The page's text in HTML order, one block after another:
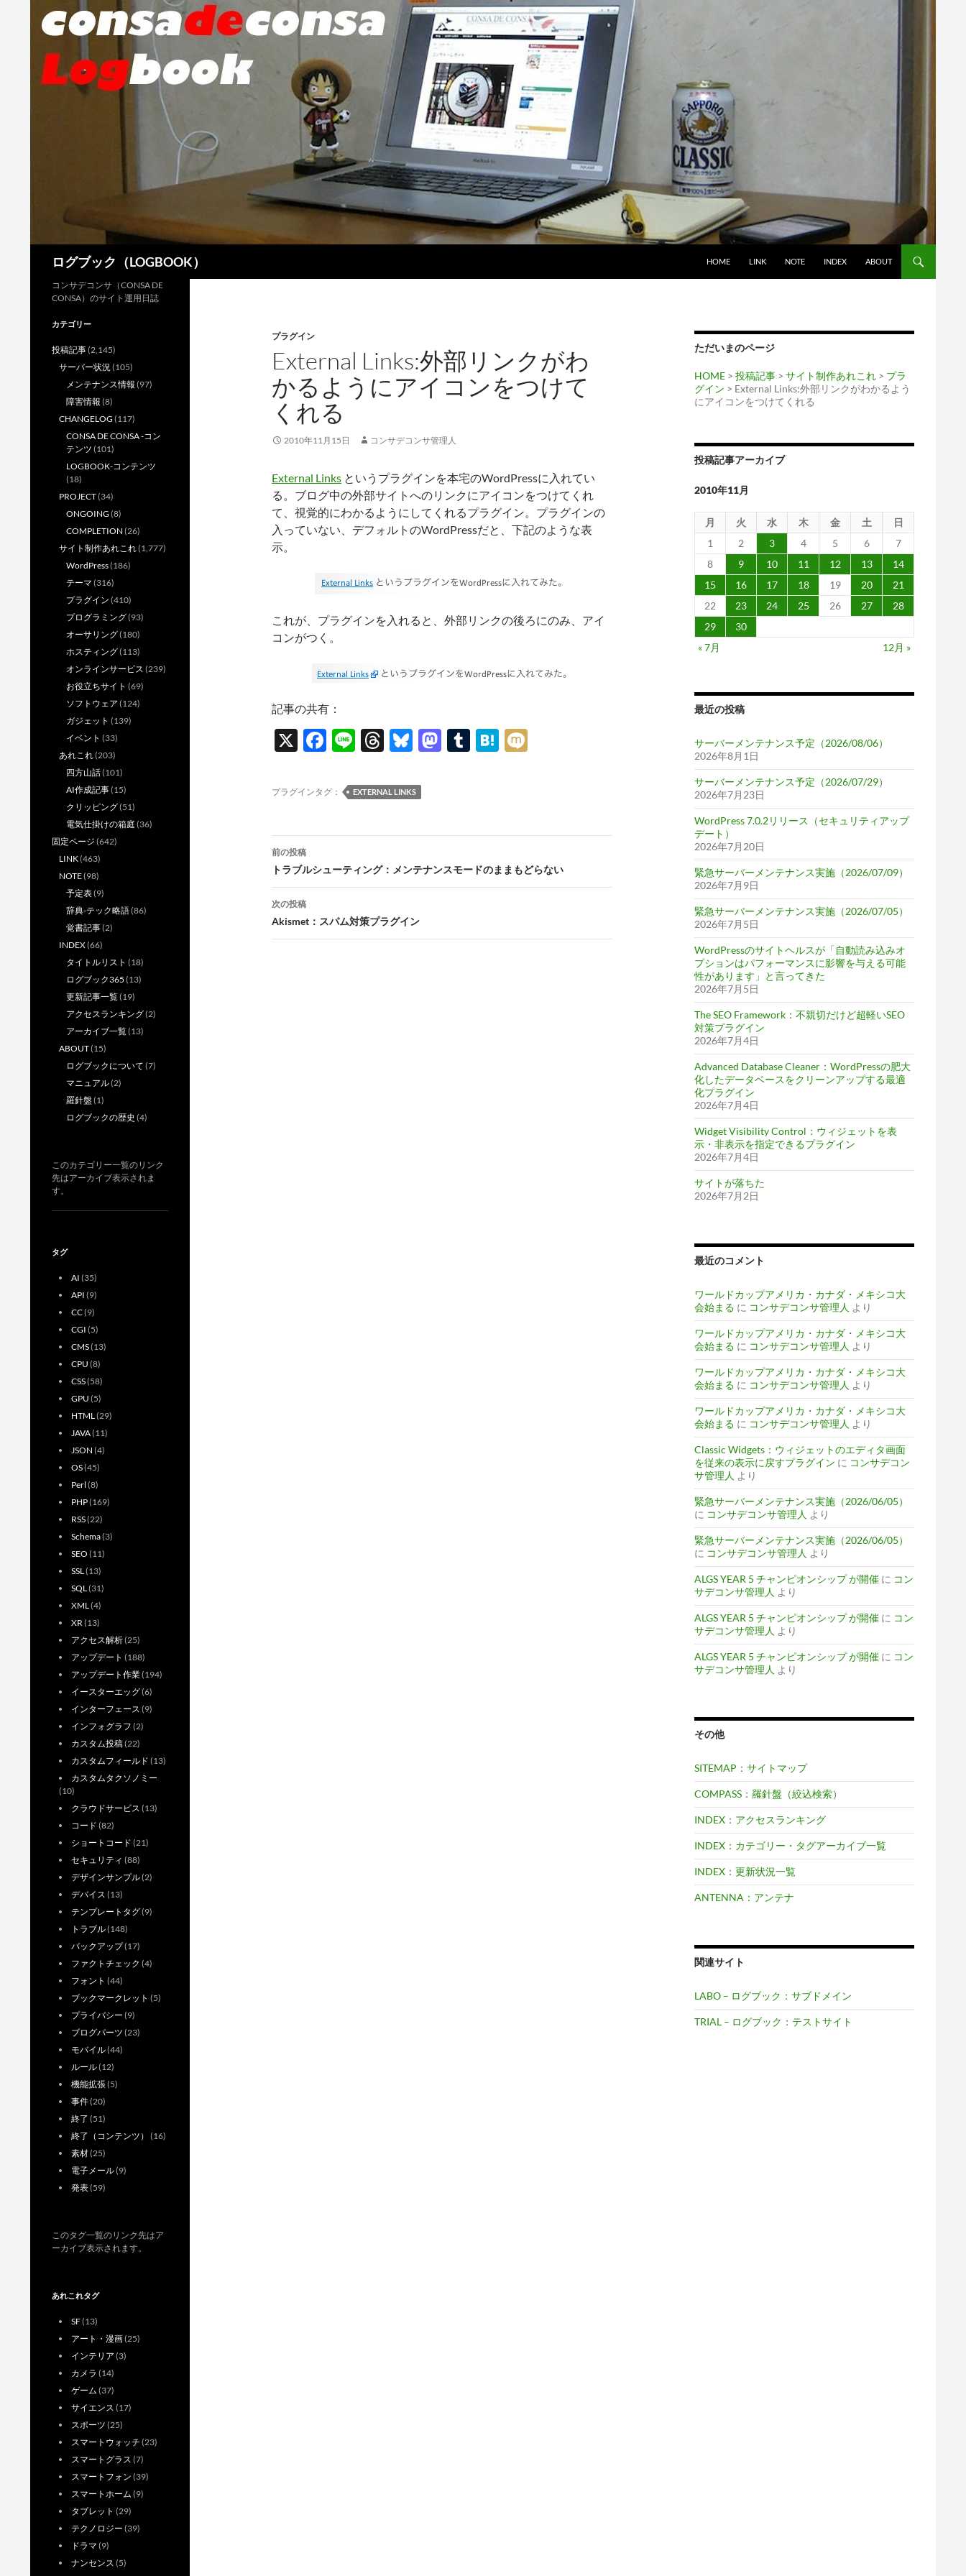
ログブック（LOGBOOK）
HOME
LINK NOTE INDEX ABOUT
プラグイン
External Links:外部リンクがわ
かるようにアイコンをつけて
くれる
2010年11月15日 コンサデコンサ管理人
External Links というプラグインを本宅のWordPressに入れてい
る。ブログ中の外部サイトへのリンクにアイコンをつけてくれ
て、視覚的にわかるようにしてくれるプラグイン。プラグインの
入っていない、デフォルトのWordPressだと、下記のような表
示。
これが、プラグインを入れると、外部リンクの後ろにのみ、アイ
コンがつく。
記事の共有：
X
F
e
o
k
Li
e
T
e
a
ds
Bl
es
k
y
M
o
T
r
H
a
プラグインタグ： EXTERNAL LINKS
投
稿
ナ
ビ
ゲ
前の投稿
トラブルシューティング：メンテナンスモードのままもどらない
次の投稿
Akismet：スパム対策プラグイン
ただいまのページ
HOME > 投稿記事 > サイト制作あれこれ > プラ
グイン > External Links:外部リンクがわかるよう
にアイコンをつけてくれる
投稿記事アーカイブ
2010年11月
月 火 水 木 金 土
日
1
2 3 4 5 6
7
8
9 10 11 12 13
14
15
16 17 18 19 20
21
22
23 24 25 26 27
28
29
30
« 7月
12月 »
最近の投稿
サーバーメンテナンス予定（2026/08/06）
2026年8月1日
サーバーメンテナンス予定（2026/07/29）
2026年7月23日
WordPress 7.0.2リリース（セキュリティアップ
デート）
2026年7月20日
緊急サーバーメンテナンス実施（2026/07/09）
2026年7月9日
緊急サーバーメンテナンス実施（2026/07/05）
2026年7月5日
WordPressのサイトヘルスが「自動読み込みオ
プションはパフォーマンスに影響を与える可能
性があります」と言ってきた
2026年7月5日
The SEO Framework：不親切だけど超軽いSEO
対策プラグイン
2026年7月4日
Advanced Database Cleaner：WordPressの肥大
化したデータベースをクリーンアップする最適
化プラグイン
2026年7月4日
Widget Visibility Control：ウィジェットを表
示・非表示を指定できるプラグイン
2026年7月4日
サイトが落ちた
2026年7月2日
最近のコメント
ワールドカップアメリカ・カナダ・メキシコ大
会始まる に コンサデコンサ管理人 より
ワールドカップアメリカ・カナダ・メキシコ大
会始まる に コンサデコンサ管理人 より
ワールドカップアメリカ・カナダ・メキシコ大
会始まる に コンサデコンサ管理人 より
ワールドカップアメリカ・カナダ・メキシコ大
会始まる に コンサデコンサ管理人 より
Classic Widgets：ウィジェットのエディタ画面
を従来の表示に戻すプラグイン に コンサデコン
サ管理人 より
緊急サーバーメンテナンス実施（2026/06/05）
に コンサデコンサ管理人 より
緊急サーバーメンテナンス実施（2026/06/05）
に コンサデコンサ管理人 より
ALGS YEAR 5 チャンピオンシップ が開催 に コン
サデコンサ管理人 より
ALGS YEAR 5 チャンピオンシップ が開催 に コン
サデコンサ管理人 より
ALGS YEAR 5 チャンピオンシップ が開催 に コン
サデコンサ管理人 より
その他
SITEMAP：サイトマップ
COMPASS：羅針盤（絞込検索）
INDEX：アクセスランキング
INDEX：カテゴリー・タグアーカイブ一覧
INDEX：更新状況一覧
ANTENNA：アンテナ
関連サイト
LABO – ログブック：サブドメイン
TRIAL – ログブック：テストサイト
コンサデコンサ（CONSA DE
CONSA）のサイト運用日誌
カテゴリー
投稿記事(2,145)
サーバー状況(105)
メンテナンス情報 (97)
障害情報 (8)
CHANGELOG (117)
CONSA DE CONSA -コン
テンツ (101)
LOGBOOK-コンテンツ
(18)
PROJECT(34)
ONGOING (8)
COMPLETION (26)
サイト制作あれこれ(1,777)
WordPress(186)
テーマ (316)
プラグイン (410)
プログラミング(93)
オーサリング(180)
ホスティング(113)
オンラインサービス (239)
お役立ちサイト (69)
ソフトウェア (124)
ガジェット (139)
イベント (33)
あれこれ(203)
四方山話(101)
AI作成記事(15)
クリッピング(51)
電気仕掛けの箱庭 (36)
固定ページ (642)
LINK(463)
NOTE(98)
予定表(9)
辞典-テック略語(86)
覚書記事(2)
INDEX(66)
タイトルリスト (18)
ログブック365 (13)
更新記事一覧(19)
アクセスランキング(2)
アーカイブ一覧(13)
ABOUT(15)
ログブックについて (7)
マニュアル(2)
羅針盤(1)
ログブックの歴史 (4)
このカテゴリー一覧のリンク
先はアーカイブ表示されま
す。
タグ
AI (35)
API (9)
CC(9)
CGI (5)
CMS(13)
CPU (8)
CSS(58)
GPU (5)
HTML(29)
JAVA(11)
JSON (4)
OS(45)
Perl (8)
PHP(169)
RSS(22)
Schema(3)
SEO (11)
SSL(13)
SQL(31)
XML(4)
XR(13)
アクセス解析(25)
アップデート (188)
アップデート作業(194)
イースターエッグ(6)
インターフェース (9)
インフォグラフ (2)
カスタム投稿(22)
カスタムフィールド (13)
カスタムタクソノミー
(10)
クラウドサービス (13)
コード (82)
ショートコード (21)
セキュリティ (88)
デザインサンプル(2)
デバイス (13)
テンプレートタグ(9)
トラブル(148)
バックアップ(17)
ファクトチェック (4)
フォント (44)
ブックマークレット (5)
プライバシー (9)
ブログパーツ (23)
モバイル(44)
ルール(12)
機能拡張(5)
事件(20)
終了 (51)
終了（コンテンツ） (16)
素材(25)
電子メール(9)
発表(59)
このタグ一覧のリンク先はア
ーカイブ表示されます。
あれこれタグ
SF(13)
アート・漫画(25)
インテリア (3)
カメラ (14)
ゲーム (37)
サイエンス (17)
スポーツ (25)
スマートウォッチ (23)
スマートグラス (7)
スマートフォン (39)
スマートホーム (9)
タブレット (29)
テクノロジー (39)
ドラマ (9)
ナンセンス (5)